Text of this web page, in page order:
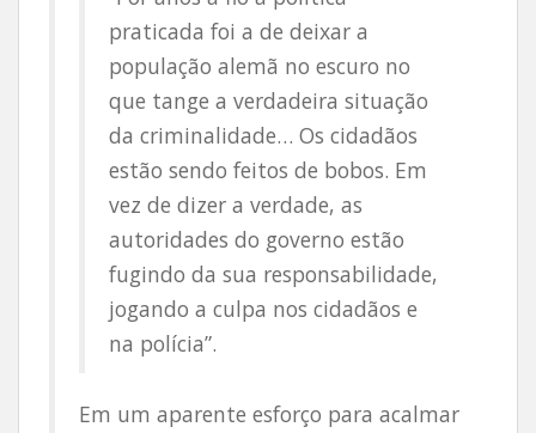
praticada foi a de deixar a
população alemã no escuro no
que tange a verdadeira situação
da criminalidade… Os cidadãos
estão sendo feitos de bobos. Em
vez de dizer a verdade, as
autoridades do governo estão
fugindo da sua responsabilidade,
jogando a culpa nos cidadãos e
na polícia”.
Em um aparente esforço para acalmar